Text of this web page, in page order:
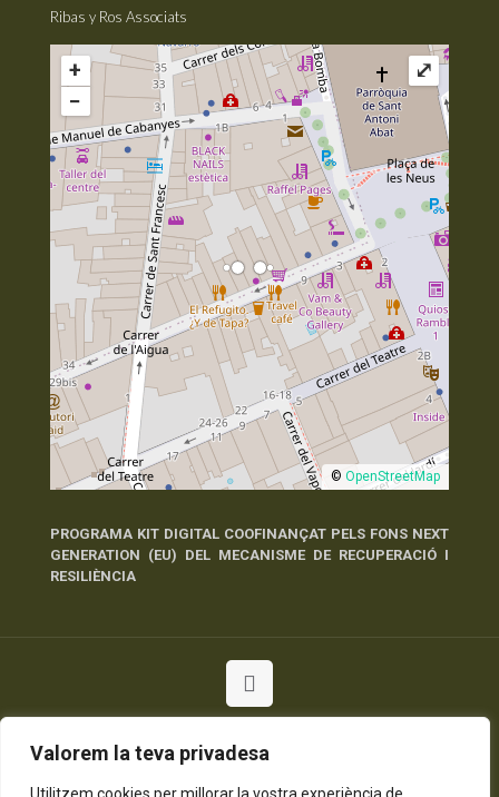
Valorem la teva privadesa
Ribas y Ros Associats
+
−
© OpenStreetMap
⤢
PROGRAMA KIT DIGITAL COOFINANÇAT PELS FONS NEXT
GENERATION (EU) DEL MECANISME DE RECUPERACIÓ I
RESILIÈNCIA
Política de Privadesa Política de Cookies